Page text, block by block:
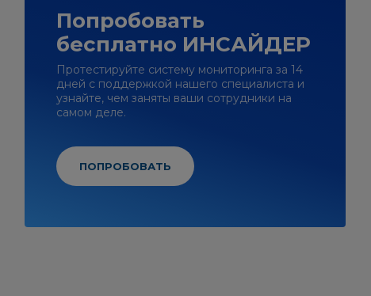
Попробовать
бесплатно ИНСАЙДЕР
Протестируйте систему мониторинга за 14
дней с поддержкой нашего специалиста и
узнайте, чем заняты ваши сотрудники на
самом деле.
ПОПРОБОВАТЬ